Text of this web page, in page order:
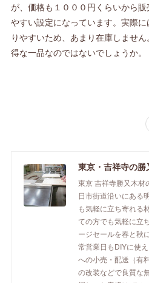
が、価格も１０００円くらいから
やすい設定になっています。実際
りやすいため、あまり在庫しませ
得な一品なのではないでしょうか。
東京 吉祥寺勝又木材
日市街道沿いにある
も気軽に立ち寄れる
ての方でも気軽に立
ージセールを春と秋
常営業日もDIYに使
への小売・配送（有
の改装などで良質な